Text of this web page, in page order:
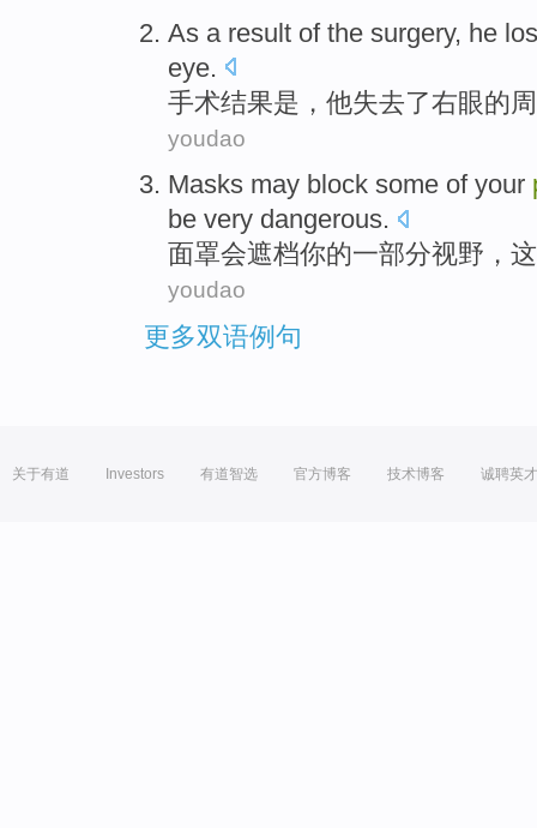
As a result of the surgery, he
eye.
手术结果是， 他失去了右眼的
youdao
Masks may block some of your
be very dangerous.
面罩会遮档你的一部分视野 ， 这
youdao
更多双语例句
关于有道 Investors 有道智选 官方博客 技术博客 诚聘英才